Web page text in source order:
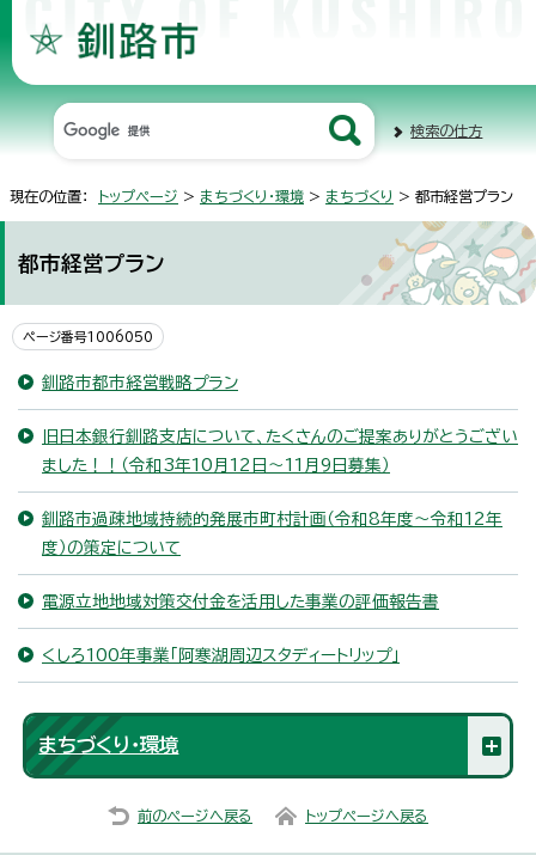
検索の仕方
現在の位置： トップページ > まちづくり・環境 > まちづくり > 都市経営プラン
都市経営プラン
ページ番号1006050
釧路市都市経営戦略プラン
旧日本銀行釧路支店について、たくさんのご提案ありがとうござい
ました！！（令和3年10月12日～11月9日募集）
釧路市過疎地域持続的発展市町村計画（令和8年度～令和12年
度）の策定について
電源立地地域対策交付金を活用した事業の評価報告書
くしろ100年事業「阿寒湖周辺スタディートリップ」
まちづくり・環境
前のページへ戻る トップページへ戻る